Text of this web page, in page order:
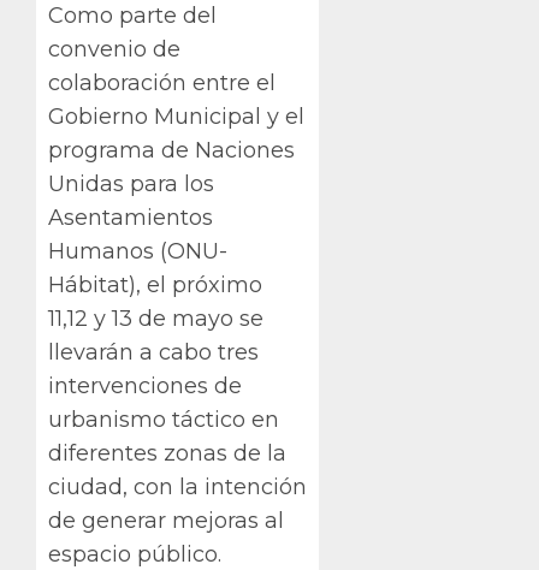
Como parte del
convenio de
colaboración entre el
Gobierno Municipal y el
programa de Naciones
Unidas para los
Asentamientos
Humanos (ONU-
Hábitat), el próximo
11,12 y 13 de mayo se
llevarán a cabo tres
intervenciones de
urbanismo táctico en
diferentes zonas de la
ciudad, con la intención
de generar mejoras al
espacio público.